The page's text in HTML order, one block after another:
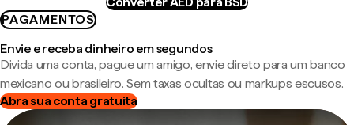
PAGAMENTOS
Envie e receba dinheiro em segundos
Divida uma conta, pague um amigo, envie direto para um banco
mexicano ou brasileiro. Sem taxas ocultas ou markups escusos.
Abra sua conta gratuita